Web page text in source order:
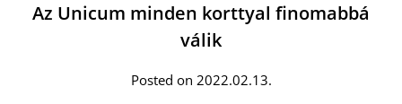
Az Unicum minden korttyal finomabbá
válik
Posted on 2022.02.13.